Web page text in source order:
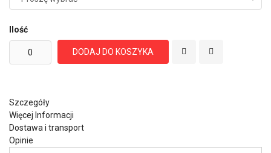
Ilość
DODAJ DO KOSZYKA
Szczegóły
Więcej Informacji
Dostawa i transport
Opinie